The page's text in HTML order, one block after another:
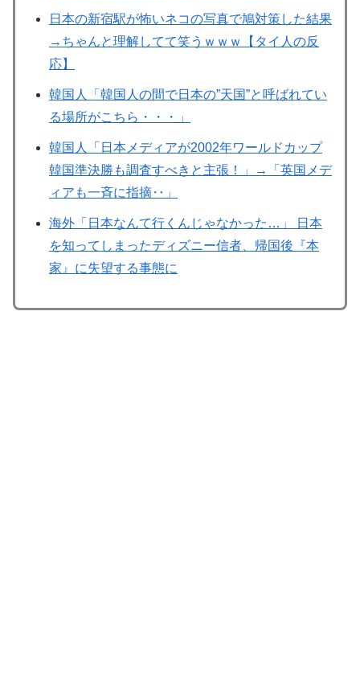
日本の新宿駅が怖いネコの写真で鳩対策した結果
→ちゃんと理解してて笑うｗｗｗ【タイ人の反
応】
韓国人「韓国人の間で日本の”天国”と呼ばれてい
る場所がこちら・・・」
韓国人「日本メディアが2002年ワールドカップ
韓国準決勝も調査すべきと主張！」→「英国メデ
ィアも一斉に指摘‥」
海外「日本なんて行くんじゃなかった…」 日本
を知ってしまったディズニー信者、帰国後『本
家』に失望する事態に